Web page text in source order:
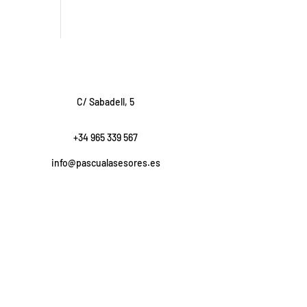
C/ Sabadell, 5
+34 965 339 567
info@pascualasesores.es